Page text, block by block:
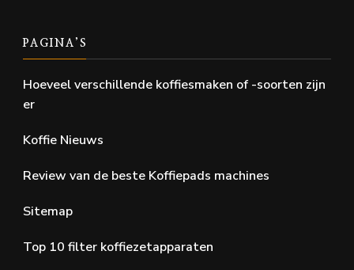
PAGINA’S
Hoeveel verschillende koffiesmaken of -soorten zijn
er
Koffie Nieuws
Review van de beste Koffiepads machines
Sitemap
Top 10 filter koffiezetapparaten